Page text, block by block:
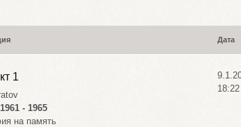
Дата
1
1961 - 1965
на память
18:22